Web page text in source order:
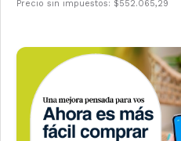
Precio sin impuestos: $552.065,29